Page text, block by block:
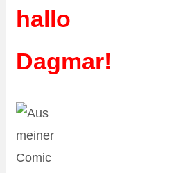
hallo
Dagmar!